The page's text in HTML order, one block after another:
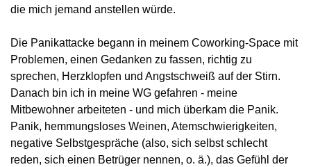
die mich jemand anstellen würde.
Die Panikattacke begann in meinem Coworking-Space mit
Problemen, einen Gedanken zu fassen, richtig zu
sprechen, Herzklopfen und Angstschweiß auf der Stirn.
Danach bin ich in meine WG gefahren - meine
Mitbewohner arbeiteten - und mich überkam die Panik.
Panik, hemmungsloses Weinen, Atemschwierigkeiten,
negative Selbstgespräche (also, sich selbst schlecht
reden, sich einen Betrüger nennen, o. ä.), das Gefühl der